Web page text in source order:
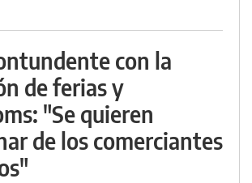
con la
de ferias y
"Se quieren
de los comerciantes